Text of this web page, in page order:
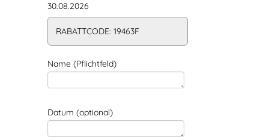
30.08.2026
RABATTCODE: 19463F
Name (Pflichtfeld)
Datum (optional)